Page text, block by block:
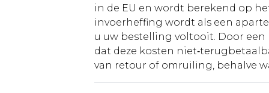
in de EU en wordt berekend op
invoerheffing wordt als een
u uw bestelling voltooit. Door
dat deze kosten
van retour of omruiling, behalve